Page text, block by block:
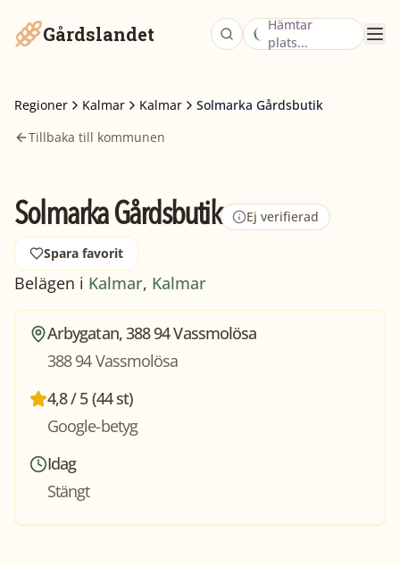
Gårdslandet
Hämtar
plats...
Regioner Kalmar Kalmar
Solmarka Gårdsbutik
Tillbaka till kommunen
Solmarka Gårdsbutik Ej verifierad
Spara favorit
Belägen i Kalmar, Kalmar
Arbygatan, 388 94 Vassmolösa
388 94 Vassmolösa
4,8 / 5 (44 st)
Google-betyg
Idag
Stängt